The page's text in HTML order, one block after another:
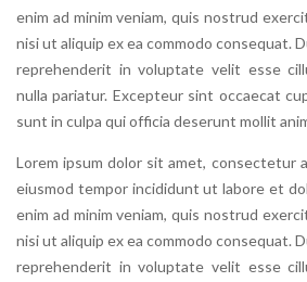
enim ad minim veniam, quis nostrud
nisi ut aliquip ex ea commodo consequat.
reprehenderit in voluptate velit esse
nulla pariatur. Excepteur sint occaecat
sunt in culpa qui officia deserunt mollit
Lorem ipsum dolor sit amet, consectetur
eiusmod tempor incididunt ut labore et
enim ad minim veniam, quis nostrud
nisi ut aliquip ex ea commodo consequat.
reprehenderit in voluptate velit esse